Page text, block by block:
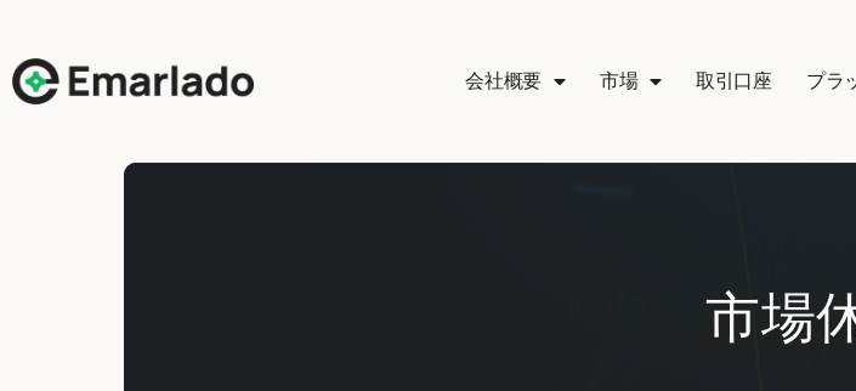
会社概要 市場 取引口座 プラ
市場